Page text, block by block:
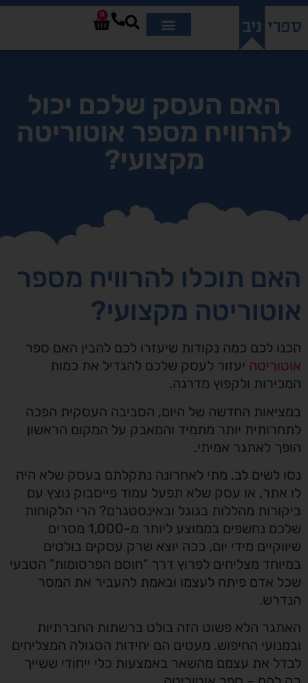
0
האם העסק שלכם יכול
להרוויח מספר אוטוריטה
מקצועי?
האם תוכלו להרוויח מספר
אוטוריטה מקצועי?
הכנו לכם כמה נקודות שיעזרו לכם להבין האם ספר
אוטוריטה יעזור לעסק שלכם להגדיל את כמות
המכירות ולקפוץ מדרגה.
במציאות החדשה של היום, הסביבה העסקית הפכה
לתחרותית יותר מתמיד והמאבק על המקום הראשון
הופך לאתגר אמיתי.
נסו לשים לב, מתי לאחרונה נתקלתם בעסק שלא היה
לו אתר, או עסק שלא תפעל עמוד פייסבוק נוצץ עם
ביקורות מהללות בגוגל ובאינסטגרם? הרי הלקוחות
שלכם נחשפים בממוצע ליותר מ-1,000 מסרים
שיווקיים מידי יום, ככה יוצא שרק עסקים בולטים
במיוחד מצליחים לפרוץ דרך "חוסם הפרסומות" הטבעי
שכל אדם פיתח לעצמו ובאמת להעביר את המסר
הנדרש.
האתגר הלא פשוט הזה בולט ברשתות החברתיות
ובמנועי החיפוש. מעטים הם יחידות הסגולה המצליחים
לבדל את עצמם מהשאר באמצעות כלי ייחודי ששייך